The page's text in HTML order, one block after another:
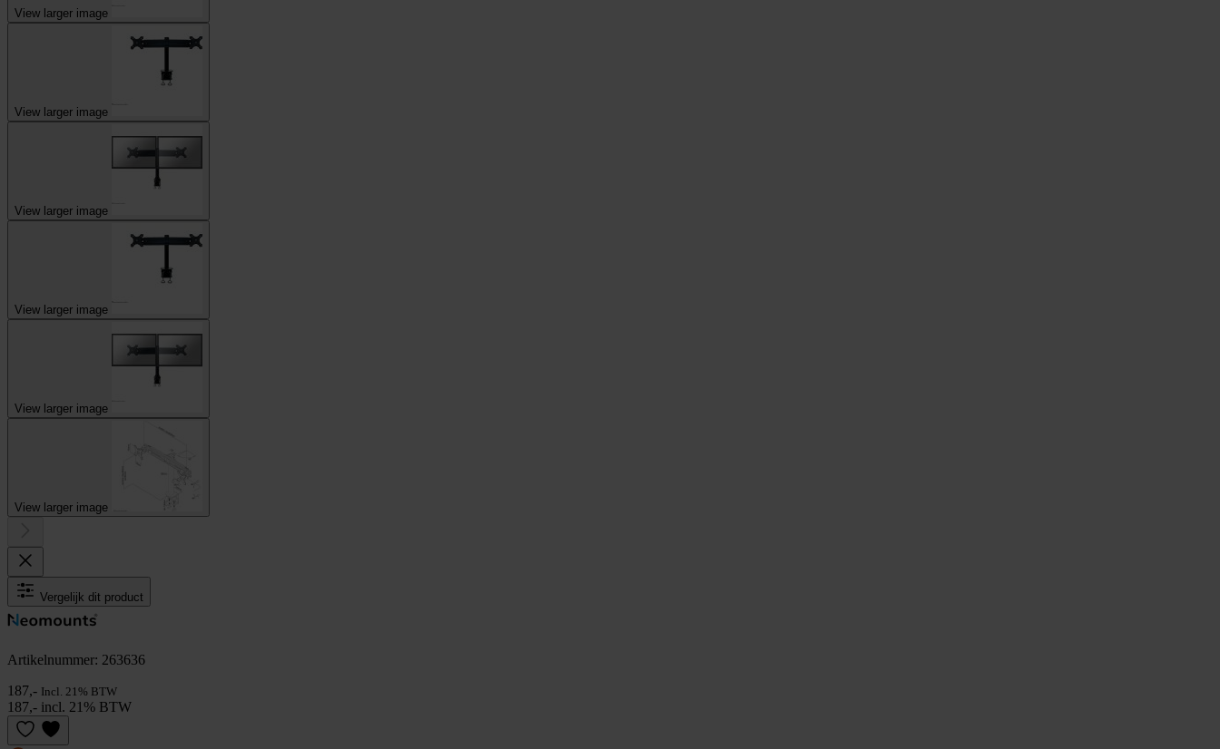
View larger image
View larger image
View larger image
View larger image
View larger image
View larger image
Vergelijk dit product
Artikelnummer: 263636
187,- Incl. 21% BTW
187,- incl. 21% BTW